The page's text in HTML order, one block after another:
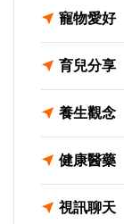
寵物愛好
育兒分享
養生觀念
健康醫藥
視訊聊天